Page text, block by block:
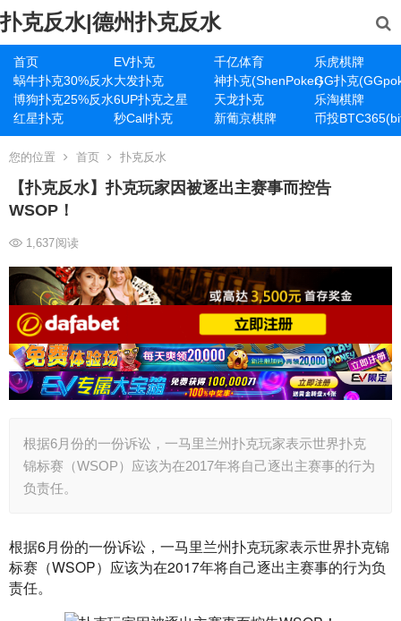
扑克反水|德州扑克反水
首页 EV扑克 千亿体育
乐虎棋牌
蜗牛扑克30%反水大发扑克 神扑克(ShenPoker)GG扑克
博狗扑克25%反水6UP扑克之星 天龙扑克
乐淘棋牌
红星扑克
秒Call扑克 新葡京棋牌 币投
您的位置 首页 扑克反水
【扑克反水】扑克玩家因被逐出主赛事而控告
WSOP！
1,637阅读
根据6月份的一份诉讼，一马里兰州扑克玩家表示世界扑克
锦标赛（WSOP）应该为在2017年将自己逐出主赛事的行为
负责任。
根据6月份的一份诉讼，一马里兰州扑克玩家表示世界扑克锦
标赛（WSOP）应该为在2017年将自己逐出主赛事的行为负
责任。